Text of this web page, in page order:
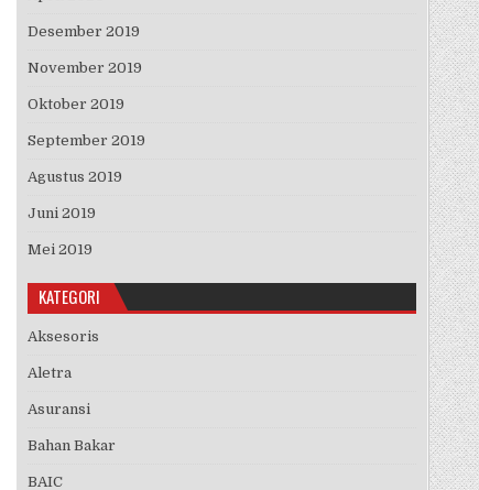
Desember 2019
November 2019
Oktober 2019
September 2019
Agustus 2019
Juni 2019
Mei 2019
KATEGORI
Aksesoris
Aletra
Asuransi
Bahan Bakar
BAIC